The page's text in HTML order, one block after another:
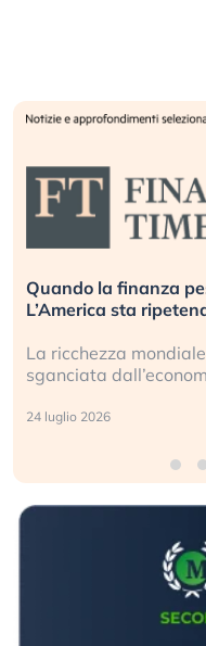
Quando la finanza
L’America sta
La ricchezza
sganciata
24 luglio 2026